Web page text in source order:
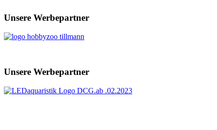
Unsere Werbepartner
Unsere Werbepartner